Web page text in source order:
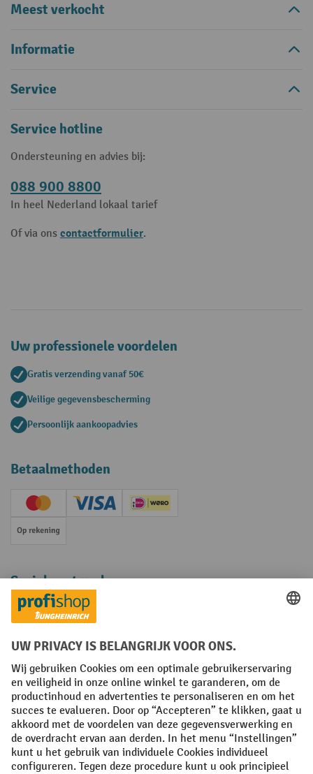
Meest verkocht
Informatie
Service
Service hotline
Ondersteuning en advies bij:
088 900 8800
In heel Nederland lokaal tarief
Of via ons contactformulier.
Uw professionele voordelen
Gratis verzending vanaf 50€
Veilige gegevensbescherming
Persoonlijk aankoopadvies
Betaalmethoden
Creditcard (Master)Creditcard (Visa)iDEAL | Wero
Op rekening
Sociale netwerken
Facebook
YouTube
LinkedInInstagram
Algemene leveringsvoorwaarden Copyright
Privacyverklaring Privacy Instellingen
All prices excl. VAT plusshipping costs and possible delivery charges,
if not stated otherwise.